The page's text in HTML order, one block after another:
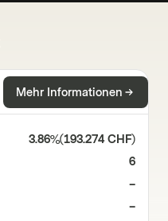
Mehr Informationen
3.86%(193.274 CHF)
6
–
–